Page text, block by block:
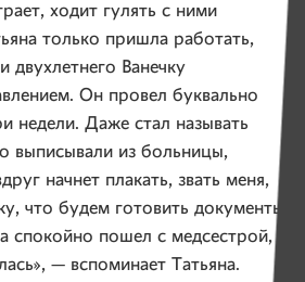
ходит гулять с ними
только пришла работать,
двухлетнего Ванечку
Он провел буквально
недели. Даже стал называть
выписывали из больницы,
начнет плакать, звать меня,
что будем готовить документы
спокойно пошел с медсестрой,
— вспоминает Татьяна.